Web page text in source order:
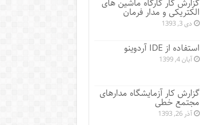
گزارش کار کارگاه ماشین های
الکتریکی و مدار فرمان
دی 3, 1393
استفاده از IDE آردوینو
آبان 4, 1399
گزارش کار آزمایشگاه مدارهای
مجتمع خطی
آذر 26, 1393